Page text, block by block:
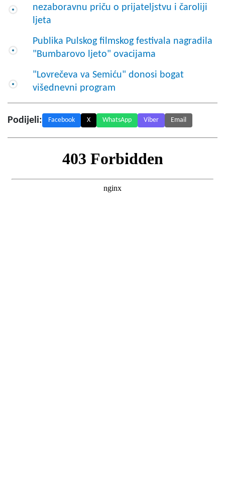
nezaboravnu priču o prijateljstvu i čaroliji
ljeta
Publika Pulskog filmskog festivala nagradila
"Bumbarovo ljeto" ovacijama
"Lovrečeva va Semiću" donosi bogat
višednevni program
Podijeli: Facebook X WhatsApp Viber Email